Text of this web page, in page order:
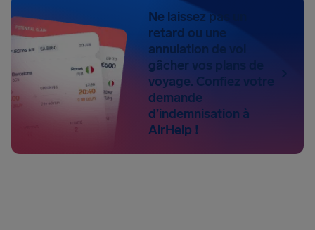
Ne laissez pas un
retard ou une
annulation de vol
gâcher vos plans de
voyage. Confiez votre
demande
d’indemnisation à
AirHelp !